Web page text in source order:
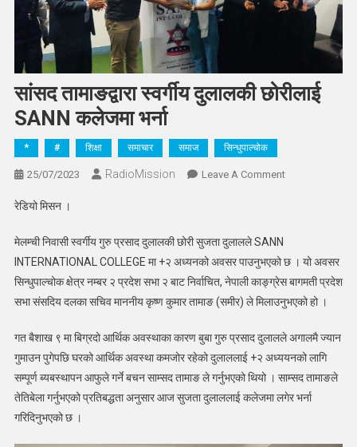
सांसद तामाङद्वारा स्वर्गीय दुलालकी छोरीलाई
SANN कलेजमा भर्ना
* # शिक्षा समाचार समाज सिन्धुपाल्चोक
25/07/2023 RadioMission Leave A CommentOn
छोरीलाई
SANN
कलेजमा
रेडियो मिसन ।
मेलम्ची निवासी स्वर्गीय गुरु प्रसाद दुलालकी छोरी सुजता दुलालले SANN
INTERNATIONAL COLLEGE मा +२ अध्यनको अवसर पाउनुभएको छ । यो अवसर
सिन्धुपाल्चोक क्षेत्र नम्बर २ प्रदेश सभा २ बाट निर्वाचित, नेपाली काङ्ग्रेस बागमती प्रदेश
सभा संसदिय दलका सचिव माननीय कृष्ण कुमार तामाङ (समीर) ले मिलाउनुभएको हो ।
गत बैशाख ९ मा बिग्रदो आर्थिक अवस्थाका कारण बुबा गुरु प्रसाद दुलालले अगालमै ज्यान
गुमाउन पुगेपछि घरको आर्थिक अवस्था कमजोर रहेको दुलाललाई +२ अध्ययनको लागि
सम्पूर्ण ब्यबस्थापन आफुले गर्ने बचन साम्सद तामाङ ले गर्नुभएको थियो । साम्सद तामाङले
तेतिबेला गर्नुभएको प्रतिबद्धता अनुसार आज सुजता दुलाललाई कलेजमा लगेर भर्ना
गरिदिनुभएको छ ।